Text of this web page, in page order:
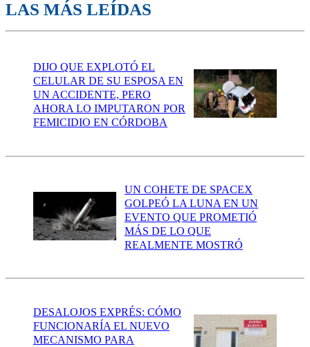
LAS MÁS LEÍDAS
DIJO QUE EXPLOTÓ EL
CELULAR DE SU ESPOSA EN
UN ACCIDENTE, PERO
AHORA LO IMPUTARON POR
FEMICIDIO EN CÓRDOBA
UN COHETE DE SPACEX
GOLPEÓ LA LUNA EN UN
EVENTO QUE PROMETIÓ
MÁS DE LO QUE
REALMENTE MOSTRÓ
DESALOJOS EXPRÉS: CÓMO
FUNCIONARÍA EL NUEVO
MECANISMO PARA